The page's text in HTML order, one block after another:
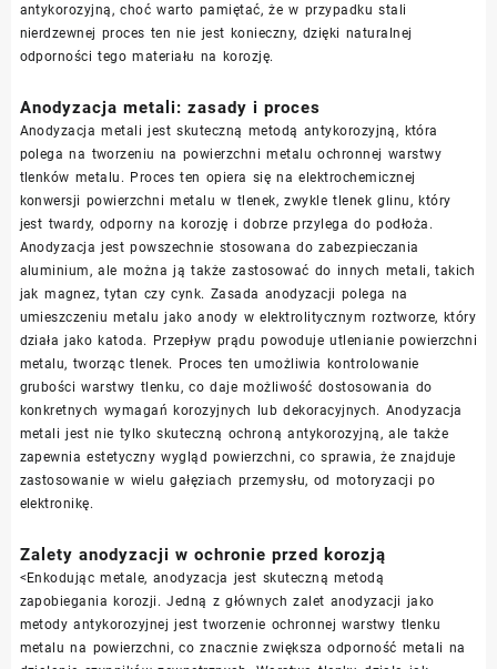
antykorozyjną, choć warto pamiętać, że w przypadku stali
nierdzewnej proces ten nie jest konieczny, dzięki naturalnej
odporności tego materiału na korozję.
Anodyzacja metali: zasady i proces
Anodyzacja metali jest skuteczną metodą antykorozyjną, która
polega na tworzeniu na powierzchni metalu ochronnej warstwy
tlenków metalu. Proces ten opiera się na elektrochemicznej
konwersji powierzchni metalu w tlenek, zwykle tlenek glinu, który
jest twardy, odporny na korozję i dobrze przylega do podłoża.
Anodyzacja jest powszechnie stosowana do zabezpieczania
aluminium, ale można ją także zastosować do innych metali, takich
jak magnez, tytan czy cynk. Zasada anodyzacji polega na
umieszczeniu metalu jako anody w elektrolitycznym roztworze, który
działa jako katoda. Przepływ prądu powoduje utlenianie powierzchni
metalu, tworząc tlenek. Proces ten umożliwia kontrolowanie
grubości warstwy tlenku, co daje możliwość dostosowania do
konkretnych wymagań korozyjnych lub dekoracyjnych. Anodyzacja
metali jest nie tylko skuteczną ochroną antykorozyjną, ale także
zapewnia estetyczny wygląd powierzchni, co sprawia, że znajduje
zastosowanie w wielu gałęziach przemysłu, od motoryzacji po
elektronikę.
Zalety anodyzacji w ochronie przed korozją
<Enkodując metale, anodyzacja jest skuteczną metodą
zapobiegania korozji. Jedną z głównych zalet anodyzacji jako
metody antykorozyjnej jest tworzenie ochronnej warstwy tlenku
metalu na powierzchni, co znacznie zwiększa odporność metali na